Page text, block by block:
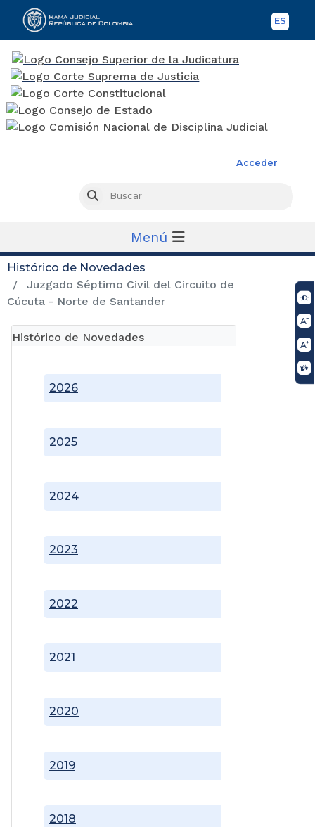
ES
Acceder
Buscar
Menú
Histórico de Novedades
Juzgado Séptimo Civil del Circuito de
Cúcuta - Norte de Santander
Histórico de Novedades
2018
2019
2020
2021
2022
2023
2024
2025
2026